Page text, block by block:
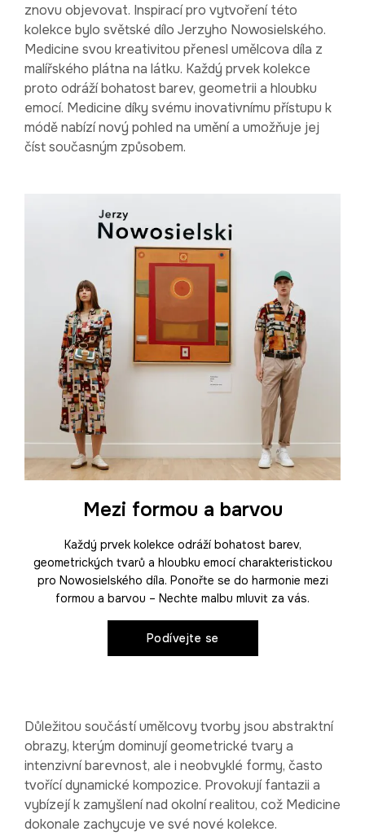
znovu objevovat. Inspirací pro vytvoření této
kolekce bylo světské dílo Jerzyho Nowosielského.
Medicine svou kreativitou přenesl umělcova díla z
malířského plátna na látku. Každý prvek kolekce
proto odráží bohatost barev, geometrii a hloubku
emocí. Medicine díky svému inovativnímu přístupu k
módě nabízí nový pohled na umění a umožňuje jej
číst současným způsobem.
Mezi formou a barvou
Každý prvek kolekce odráží bohatost barev,
geometrických tvarů a hloubku emocí charakteristickou
pro Nowosielského díla. Ponořte se do harmonie mezi
formou a barvou – Nechte malbu mluvit za vás.
Podívejte se
Důležitou součástí umělcovy tvorby jsou abstraktní
obrazy, kterým dominují geometrické tvary a
intenzivní barevnost, ale i neobvyklé formy, často
tvořící dynamické kompozice. Provokují fantazii a
vybízejí k zamyšlení nad okolní realitou, což Medicine
dokonale zachycuje ve své nové kolekce.